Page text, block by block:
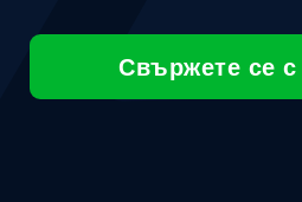
Свържете се с